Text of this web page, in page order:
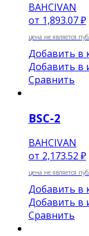
BAHCIVAN
от 1,893.07 ₽
цена не является
Добавить в
Добавить в
Сравнить
BSC-2
BAHCIVAN
от 2,173.52 ₽
цена не является
Добавить в
Добавить в
Сравнить